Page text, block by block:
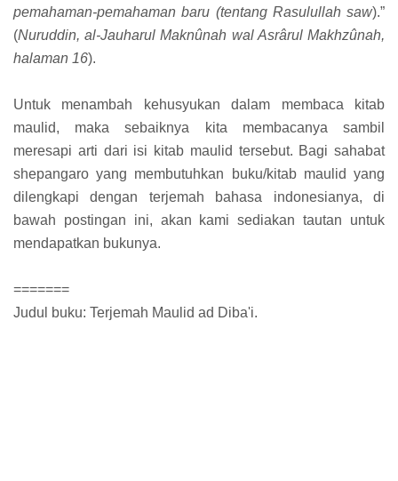
pemahaman-pemahaman baru (tentang Rasulullah saw).”
(Nuruddin, al-Jauharul Maknûnah wal Asrârul Makhzûnah,
halaman 16).
Untuk menambah kehusyukan dalam membaca kitab
maulid, maka sebaiknya kita membacanya sambil
meresapi arti dari isi kitab maulid tersebut. Bagi sahabat
shepangaro yang membutuhkan buku/kitab maulid yang
dilengkapi dengan terjemah bahasa indonesianya, di
bawah postingan ini, akan kami sediakan tautan untuk
mendapatkan bukunya.
=======
Judul buku: Terjemah Maulid ad Diba'i.